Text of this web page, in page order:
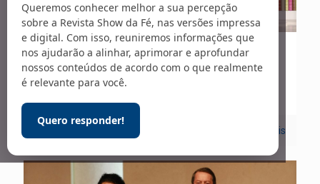
Queremos conhecer melhor a sua percepção
sobre a Revista Show da Fé, nas versões impressa
e digital. Com isso, reuniremos informações que
nos ajudarão a alinhar, aprimorar e aprofundar
nossos conteúdos de acordo com o que realmente
é relevante para você.
Quero responder!
25/03/2024
Na prateleira – 296
Leia mais